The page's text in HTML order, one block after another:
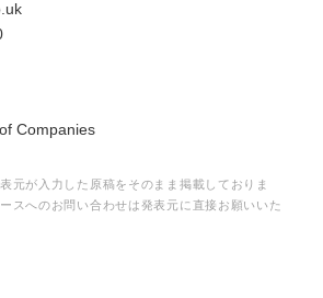
Companies
元が入力した原稿をそのまま掲載しておりま
スへのお問い合わせは発表元に直接お願いいた